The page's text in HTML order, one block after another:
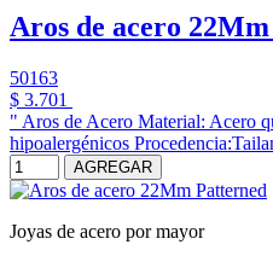
Aros de acero
50163
$ 3.701
" Aros de Acero Material: Acero
hipoalergénicos
AGREGAR
Joyas de acero por mayor